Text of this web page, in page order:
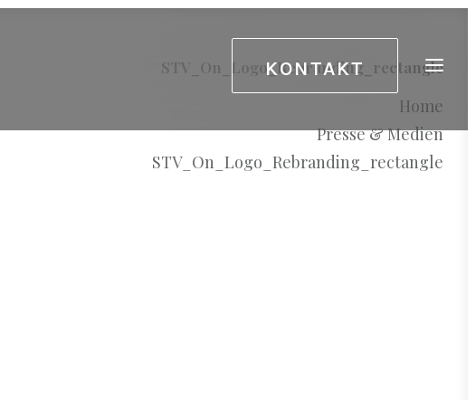
KONTAKT
STV_On_Logo_Rebranding_rectangle
Home
Presse & Medien
STV_On_Logo_Rebranding_rectangle